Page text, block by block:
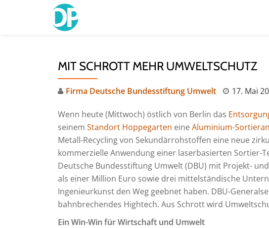
MIT SCHROTT MEHR UMWELTSCHUTZ
Firma Deutsche Bundesstiftung Umwelt 17. Mai
Wenn heute (Mittwoch) östlich von Berlin das
seinem Standort Hoppegarten eineAluminium-
Metall-Recycling von Sekundärrohstoffen eine neue
kommerzielle Anwendung einer laserbasierten Sortier-
Deutsche Bundesstiftung Umwelt (DBU) mit Projekt-
als einer Million Euro sowie drei mittelständische
Ingenieurkunst den Weg geebnet haben. DBU-
bahnbrechendes Hightech. Aus Schrott wird
Ein Win-Win für Wirtschaft und Umwelt